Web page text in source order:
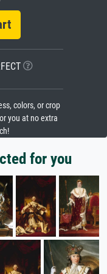
colors, or crop
you at no extra
for you